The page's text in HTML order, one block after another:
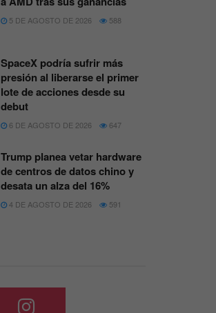
5 DE AGOSTO DE 2026 588
SpaceX podría sufrir más
presión al liberarse el primer
lote de acciones desde su
debut
6 DE AGOSTO DE 2026 647
Trump planea vetar hardware
de centros de datos chino y
desata un alza del 16%
4 DE AGOSTO DE 2026 591